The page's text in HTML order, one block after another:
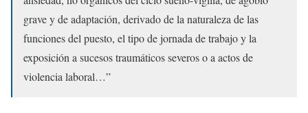
grave y de adaptación, derivado de la naturaleza de las
funciones del puesto, el tipo de jornada de trabajo y la
exposición a sucesos traumáticos severos o a actos de
violencia laboral…”